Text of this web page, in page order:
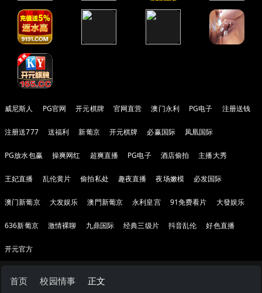
威尼斯人 PG官网 开元棋牌 官网直营 澳门永利 PG电子 注册送钱
注册送777 送福利 新葡京 开元棋牌 必赢国际 凤凰国际
PG放水包赢 操爽网红 超爽直播 PG电子 酒店偷拍 主播大秀
王妃直播 乱伦黄片 偷拍私处 趣夜直播 夜场嫩模 必发国际
澳门新葡京 大发娱乐 澳門新葡京 永利皇宫 91免费看片 大發娱乐
636新葡京 激情裸聊 九鼎国际 经典三级片 抖音乱伦 好色直播
开元官方
首页 校园情事 正文